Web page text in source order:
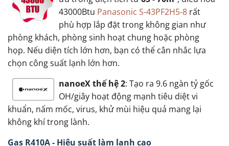
43000Btu Panasonic S-43PF2H5-8 rất
phù hợp lắp đặt trong không gian như
phòng khách, phòng sinh hoạt chung hoặc phòng
họp. Nếu diện tích lớn hơn, bạn có thể cân nhắc lựa
chọn công suất lạnh lớn hơn.
nanoeX thế hệ 2: Tạo ra 9.6 ngàn tỷ gốc
OH/giây hoạt động mạnh tiêu diệt vi
khuẩn, nấm mốc, virus, khử mùi hiệu quả mang lại
không khí trong lành.
Gas R410A - Hiệu suất làm lạnh cao